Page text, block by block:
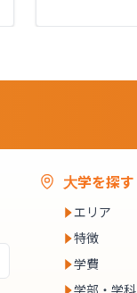
大学を探す
エリア
特徴
学費
学部・学科